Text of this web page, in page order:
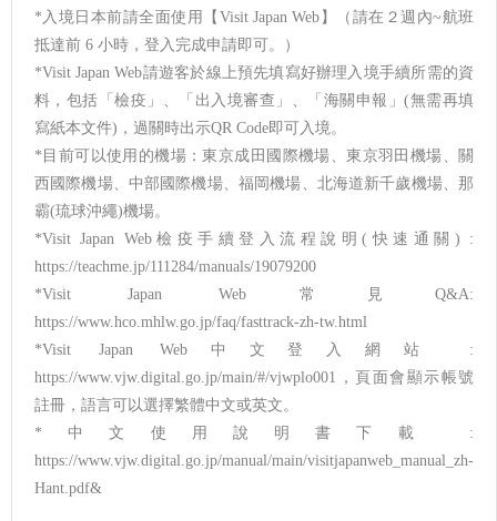
*入境日本前請全面使用【Visit Japan Web】（請在２週內~航班
抵達前 6 小時，登入完成申請即可。）
*Visit Japan Web請遊客於線上預先填寫好辦理入境手續所需的資
料，包括「檢疫」、「出入境審查」、「海關申報」(無需再填
寫紙本文件)，過關時出示QR Code即可入境。
*目前可以使用的機場：東京成田國際機場、東京羽田機場、關
西國際機場、中部國際機場、福岡機場、北海道新千歲機場、那
霸(琉球沖繩)機場。
*Visit Japan Web檢疫手續登入流程說明(快速通關) :
https://teachme.jp/111284/manuals/19079200
*Visit Japan Web常見Q&A:
https://www.hco.mhlw.go.jp/faq/fasttrack-zh-tw.html
*Visit Japan Web中文登入網站 :
https://www.vjw.digital.go.jp/main/#/vjwplo001，頁面會顯示帳號
註冊，語言可以選擇繁體中文或英文。
*中文使用說明書下載 :
https://www.vjw.digital.go.jp/manual/main/visitjapanweb_manual_zh-
Hant.pdf&